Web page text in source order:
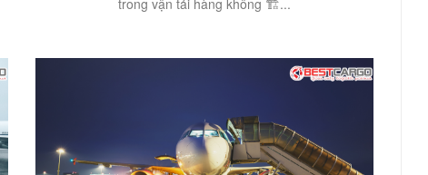
trong vận tải hàng không 🏗️...